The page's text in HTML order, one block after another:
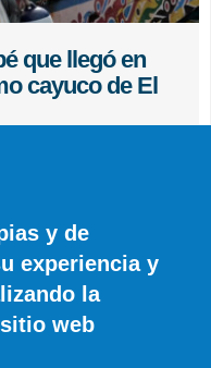
que llegó en
cayuco de El
| Móvil y WhatsApp 606 845
y de
experiencia y
la
web